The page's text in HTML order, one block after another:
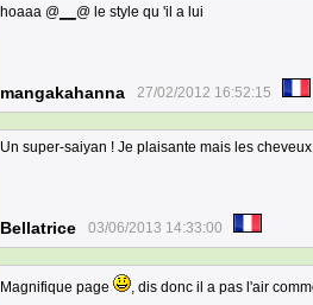
hoaaa @ @ le style qu 'il a lui
mangakahanna 27/02/2012 16:52:15
Un super-saiyan ! Je plaisante mais les
Bellatrice 03/06/2013 14:33:00
Magnifique page , dis donc il a pas l'air